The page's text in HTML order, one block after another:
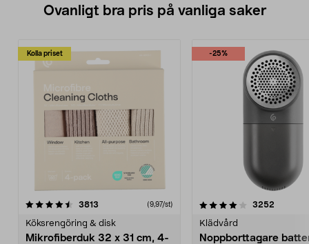
Ovanligt bra pris på vanliga saker
Kolla priset
3813 (9,97/st)
Köksrengöring & disk
Mikrofiberduk 32 x 31 cm, 4-
-25%
4.0av 5 stjärnor 3252
Klädvård
Noppborttagare
4.5av 5 stjärnor